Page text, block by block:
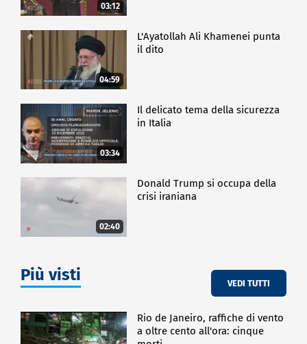
03:12
04:59
L'Ayatollah Ali Khamenei punta
il dito
03:34
Il delicato tema della sicurezza
in Italia
02:40
Donald Trump si occupa della
crisi iraniana
Più visti VEDI TUTTI
Rio de Janeiro, raffiche di vento
a oltre cento all'ora: cinque